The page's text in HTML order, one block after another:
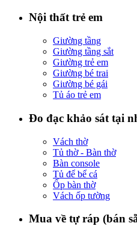
Nội thất trẻ em
Giường tầng
Giường tầng sắt
Giường trẻ em
Giường bé trai
Giường bé gái
Tủ áo trẻ em
Đo đạc khảo sát tại
Vách thờ
Tủ thờ - Bàn thờ
Bàn console
Tủ để bể cá
Ốp bàn thờ
Vách ốp tường
Mua về tự ráp (bán